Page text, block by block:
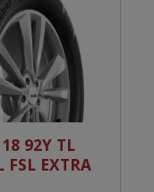
92Y TL
EXTRA